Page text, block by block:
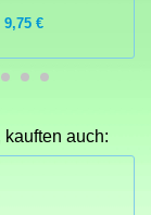
9,75 €
auch: